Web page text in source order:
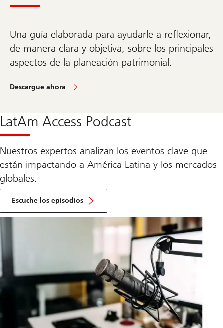
Una guía elaborada para ayudarle a reflexionar,
de manera clara y objetiva, sobre los principales
aspectos de la planeación patrimonial.
Ir
sobre
Way
UBS
Descargue ahora
LatAm Access Podcast
Nuestros expertos analizan los eventos clave que
están impactando a América Latina y los mercados
globales.
Escuche los episodios
Ir
a
sección
Podcast